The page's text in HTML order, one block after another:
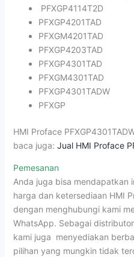
PFXGP4114T2D
PFXGP4201TAD
PFXGM4201TAD
PFXGP4203TAD
PFXGP4301TAD
PFXGM4301TAD
PFXGP4301TADW
PFXGP
HMI Proface
baca juga: Jual HMI Proface
Pemesanan
Anda juga bisa mendapatkan
harga dan ketersediaan HMI
dengan menghubungi kami
WhatsApp. Sebagai
kami juga menyediakan
pilihan yang mungkin tidak